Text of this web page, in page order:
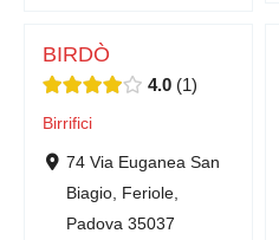
BIRDÒ
4.0 1
Birrifici
74 Via Euganea San
Biagio, Feriole,
Padova 35037